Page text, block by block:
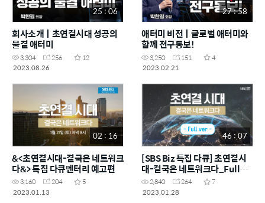
25 : 06
회사소개ㅣ초연결시대 성공의
물결 애터미
3,304 256
12
2023.08.26
27 : 58
애터미 비전ㅣ글로벌 애터미와
함께 전구동보!
3,250 151
4
2023.02.21
02 : 16
&<초연결시대-결국은 네트워크
다&> 특집 다큐멘터리 예고편
3,160 204
5
2023.01.13
46 : 07
[SBS Biz 특집 다큐] 초연결시
대-결국은 네트워크다_Full
ver2,840 264
7
2023.01.28